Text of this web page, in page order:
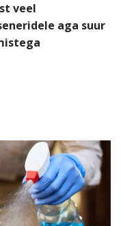
veel
aga suur